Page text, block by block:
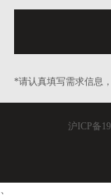
*请认真填写需求信息
沪ICP备
、